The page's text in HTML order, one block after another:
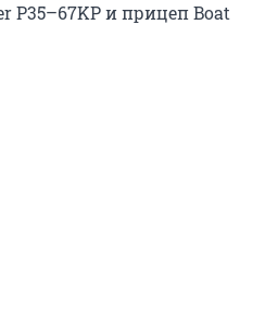
P35–67KP и прицеп Boat